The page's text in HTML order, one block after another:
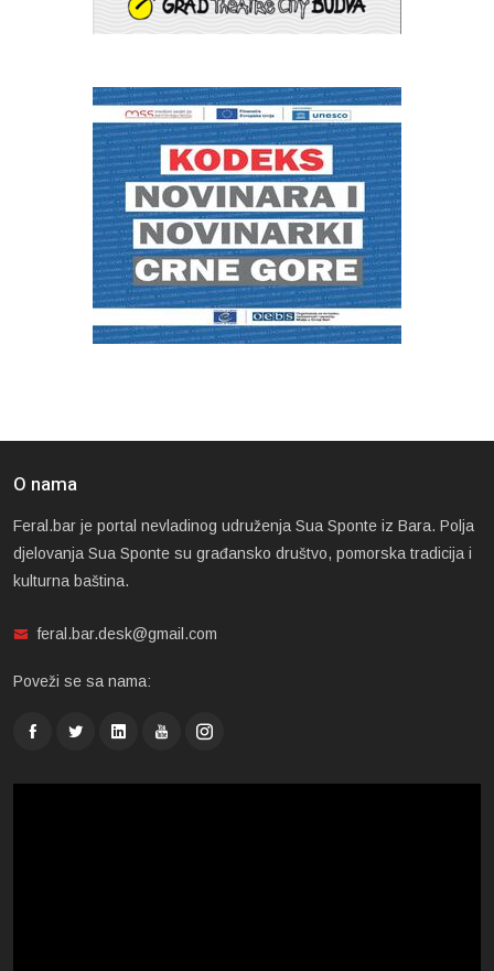
O nama
Feral.bar je portal nevladinog udruženja Sua Sponte iz Bara. Polja
djelovanja Sua Sponte su građansko društvo, pomorska tradicija i
kulturna baština.
feral.bar.desk@gmail.com
Poveži se sa nama: